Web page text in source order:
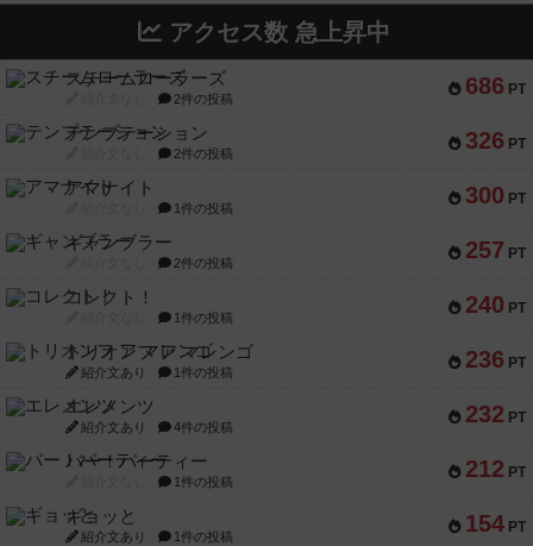
アクセス数 急上昇中
686 PT
スチームローラーズ
2件の投稿
326 PT
テンプテーション
2件の投稿
300 PT
アマナイト
1件の投稿
257 PT
ギャンブラー
2件の投稿
240 PT
コレクト！
1件の投稿
236 PT
トリオンフ ア マレンゴ
紹介文あり 1件の投稿
232 PT
エレメンツ
紹介文あり 4件の投稿
212 PT
バー！パーティー
1件の投稿
154 PT
ギョッと
紹介文あり 1件の投稿